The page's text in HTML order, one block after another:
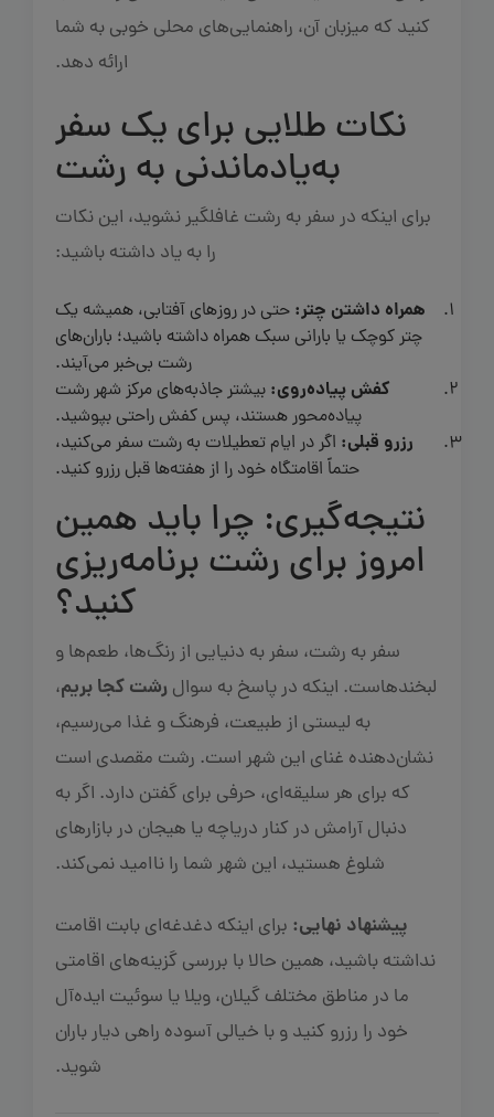
کنید که میزبان آن، راهنمایی‌های محلی خوبی به شما
ارائه دهد.
نکات طلایی برای یک سفر
به‌یادماندنی به رشت
برای اینکه در سفر به رشت غافلگیر نشوید، این نکات
را به یاد داشته باشید:
همراه داشتن چتر: حتی در روزهای آفتابی، همیشه یک
چتر کوچک یا بارانی سبک همراه داشته باشید؛ باران‌های
رشت بی‌خبر می‌آیند.
کفش پیاده‌روی: بیشتر جاذبه‌های مرکز شهر رشت
پیاده‌محور هستند، پس کفش راحتی بپوشید.
رزرو قبلی: اگر در ایام تعطیلات به رشت سفر می‌کنید،
حتماً اقامتگاه خود را از هفته‌ها قبل رزرو کنید.
نتیجه‌گیری: چرا باید همین
امروز برای رشت برنامه‌ریزی
کنید؟
سفر به رشت، سفر به دنیایی از رنگ‌ها، طعم‌ها و
لبخندهاست. اینکه در پاسخ به سوالرشت کجا بریم،
به لیستی از طبیعت، فرهنگ و غذا می‌رسیم،
نشان‌دهنده غنای این شهر است. رشت مقصدی است
که برای هر سلیقه‌ای، حرفی برای گفتن دارد. اگر به
دنبال آرامش در کنار دریاچه یا هیجان در بازارهای
شلوغ هستید، این شهر شما را ناامید نمی‌کند.
پیشنهاد نهایی: برای اینکه دغدغه‌ای بابت اقامت
نداشته باشید، همین حالا با بررسی گزینه‌های اقامتی
ما در مناطق مختلف گیلان، ویلا یا سوئیت ایده‌آل
خود را رزرو کنید و با خیالی آسوده راهی دیار باران
شوید.